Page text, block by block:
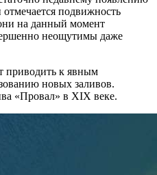
подвижность
на данный момент
неощутимы даже
приводить к явным
новых заливов.
«Провал» в XIX веке.